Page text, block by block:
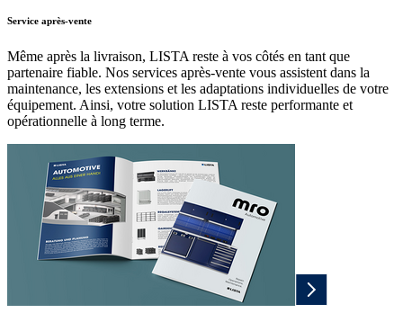
Service après-vente
Même après la livraison, LISTA reste à vos côtés en tant que
partenaire fiable. Nos services après-vente vous assistent dans la
maintenance, les extensions et les adaptations individuelles de votre
équipement. Ainsi, votre solution LISTA reste performante et
opérationnelle à long terme.